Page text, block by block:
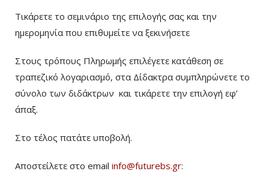
Τικάρετε το σεμινάριο της επιλογής σας και την
ημερομηνία που επιθυμείτε να ξεκινήσετε
Στους τρόπους Πληρωμής επιλέγετε κατάθεση σε
τραπεζικό λογαριασμό, στα Δίδακτρα συμπληρώνετε το
σύνολο των διδάκτρων και τικάρετε την επιλογή εφ’
άπαξ.
Στο τέλος πατάτε υποβολή.
Αποστείλετε στο email info@futurebs.gr: